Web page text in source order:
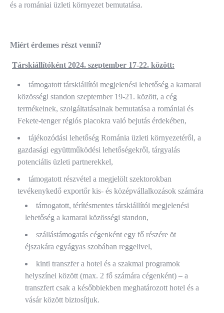
és a romániai üzleti környezet bemutatása.
Miért érdemes részt venni?
Társkiállítóként 2024. szeptember 17-22. között:
támogatott társkiállítói megjelenési lehetőség a kamarai
közösségi standon szeptember 19-21. között, a cég
termékeinek, szolgáltatásainak bemutatása a romániai és
Fekete-tenger régiós piacokra való bejutás érdekében,
tájékozódási lehetőség Románia üzleti környezetéről, a
gazdasági együttműködési lehetőségekről, tárgyalás
potenciális üzleti partnerekkel,
támogatott részvétel a megjelölt szektorokban
tevékenykedő exportőr kis- és középvállalkozások számára
támogatott, térítésmentes társkiállítói megjelenési
lehetőség a kamarai közösségi standon,
szállástámogatás cégenként egy fő részére öt
éjszakára egyágyas szobában reggelivel,
kinti transzfer a hotel és a szakmai programok
helyszínei között (max. 2 fő számára cégenként) – a
transzfert csak a későbbiekben meghatározott hotel és a
vásár között biztosítjuk.